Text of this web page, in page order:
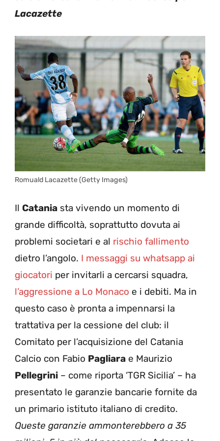
Lacazette
Romuald Lacazette (Getty Images)
Il Catania sta vivendo un momento di
grande difficoltà, soprattutto dovuta ai
problemi societari e al rischio fallimento
dietro l’angolo. I messaggi su whatsapp ai
giocatori per invitarli a cercarsi squadra,
l’aggressione a Lo Monaco e i debiti. Ma in
questo caso è pronta a impennarsi la
trattativa per la cessione del club: il
Comitato per l’acquisizione del Catania
Calcio con Fabio Pagliara e Maurizio
Pellegrini – come riporta ‘TGR Sicilia’ – ha
presentato le garanzie bancarie fornite da
un primario istituto italiano di credito.
Queste garanzie ammonterebbero a 35